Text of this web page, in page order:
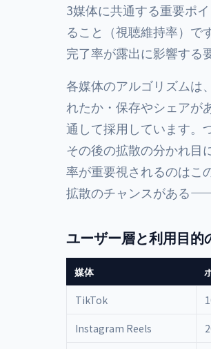
3媒体に共通する重要ポ
ること（視聴維持率）で
完了率が露出に影響する
各媒体のアルゴリズムは
れたか・保存やシェアが
通して採用しています。
その後の拡散の分かれ目
率が重要視されるのはこ
拡散のチャンスがある
ユーザー層と利用目的
媒体
TikTok
Instagram Reels